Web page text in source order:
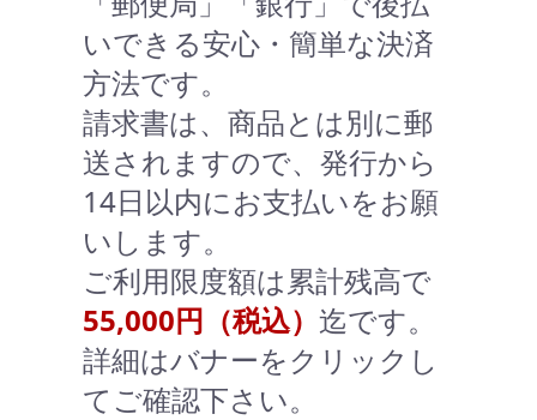
いできる安心・簡単な決済
方法です。
請求書は、商品とは別に郵
送されますので、発行から
14日以内にお支払いをお願
いします。
ご利用限度額は累計残高で
55,000円（税込） 迄です。
詳細はバナーをクリックし
てご確認下さい。